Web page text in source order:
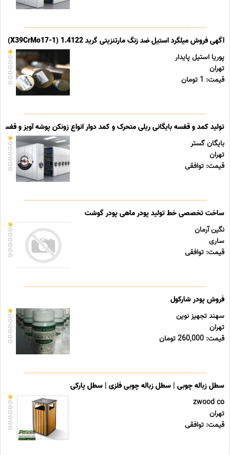
آگهی فروش میلگرد استیل ضد زنگ مارتنزیتی گرید 1.4122 (X39CrMo17-1)
پوریا استیل پایدار
تهران
قیمت: 1 تومان
تولید کمد و قفسه بایگانی ریلی متحرک و کمد دوار انواع زونکن پوشه آویز و قفسه
بایگان گستر
تهران
قیمت: توافقی
ساخت تخصصی خط تولید پودر ماهی پودر گوشت
نگین آرمان
ساری
قیمت: توافقی
فروش پودر شارکول
سهند تجهیز نوین
تهران
قیمت: 260,000 تومان
سطل زباله چوبی | سطل زباله چوبی فلزی | سطل پارکی
zwood co
تهران
قیمت: توافقی